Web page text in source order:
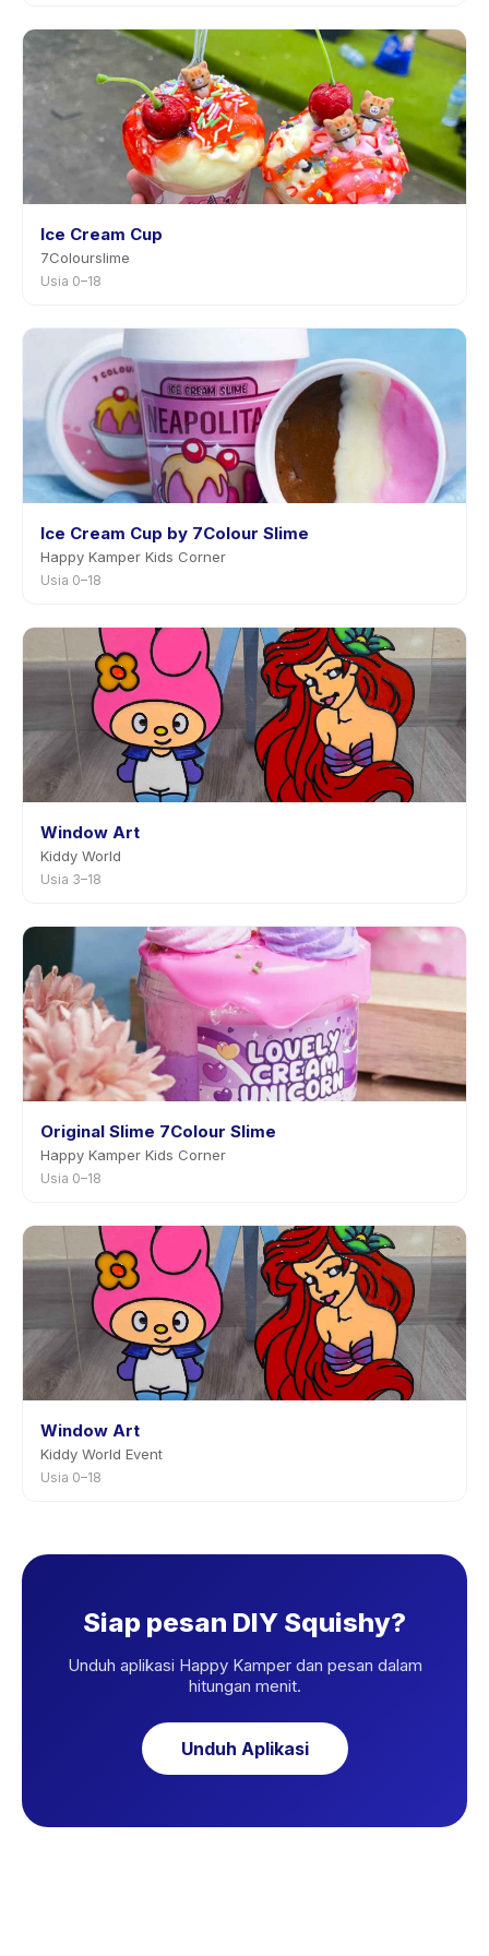
Ice Cream Cup
7Colourslime
Usia 0–18
Ice Cream Cup by 7Colour Slime
Happy Kamper Kids Corner
Usia 0–18
Window Art
Kiddy World
Usia 3–18
Original Slime 7Colour Slime
Happy Kamper Kids Corner
Usia 0–18
Window Art
Kiddy World Event
Usia 0–18
Siap pesan DIY Squishy?
Unduh aplikasi Happy Kamper dan pesan dalam
hitungan menit.
Unduh Aplikasi